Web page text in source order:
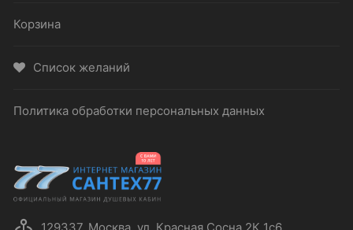
Корзина
Список желаний
Политика обработки персональных данных
129337, Москва, ул. Красная Сосна 2К 1с6